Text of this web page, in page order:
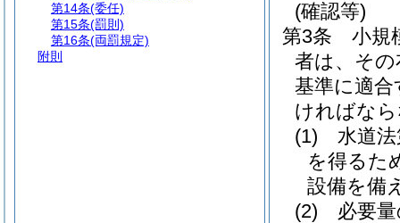
(確認等)
第3条
小規
者は、そ
基準に適
ければな
(1)
水道
を得るた
設備を備
(2)
必要
第14条(委任)
第15条(罰則)
第16条(両罰規定)
附則